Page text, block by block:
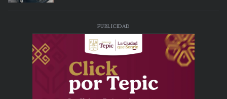
PUBLICIDAD